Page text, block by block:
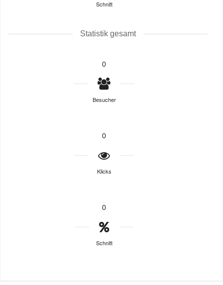
Schnitt
Statistik gesamt
0
Besucher
0
Klicks
0
Schnitt